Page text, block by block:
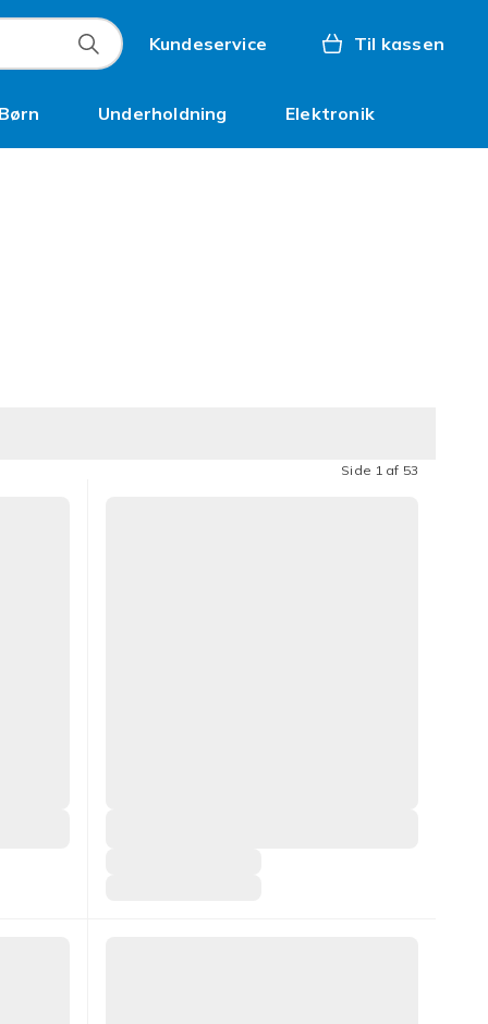
Kundeservice Til kassen
Underholdning Elektronik
Side 1 af 53